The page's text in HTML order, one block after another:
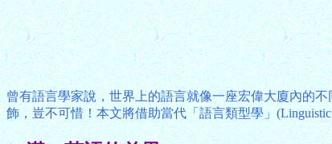
曾有語言學家說，世界上的語言就像一座宏偉大廈內的
飾，豈不可惜！本文將借助當代「語言類型學」